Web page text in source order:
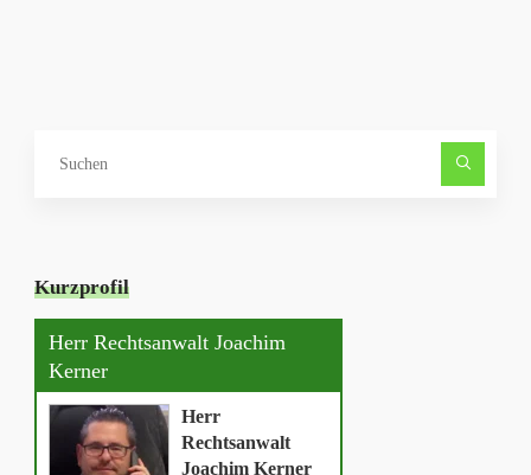
Kurzprofil
Herr Rechtsanwalt Joachim
Kerner
Herr
Rechtsanwalt
Joachim Kerner